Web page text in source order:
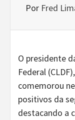
Por Fred
O presidente
Federal
comemorou
positivos da
destacando a